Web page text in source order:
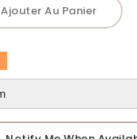
Ajouter Au Panier